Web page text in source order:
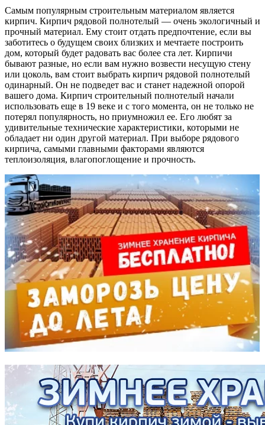
Самым популярным строительным материалом является
кирпич. Кирпич рядовой полнотелый — очень экологичный и
прочный материал. Ему стоит отдать предпочтение, если вы
заботитесь о будущем своих близких и мечтаете построить
дом, который будет радовать вас более ста лет. Кирпичи
бывают разные, но если вам нужно возвести несущую стену
или цоколь, вам стоит выбрать кирпич рядовой полнотелый
одинарный. Он не подведет вас и станет надежной опорой
вашего дома. Кирпич строительный полнотелый начали
использовать еще в 19 веке и с того момента, он не только не
потерял популярность, но приумножил ее. Его любят за
удивительные технические характеристики, которыми не
обладает ни один другой материал. При выборе рядового
кирпича, самыми главными факторами являются
теплоизоляция, влагопоглощение и прочность.